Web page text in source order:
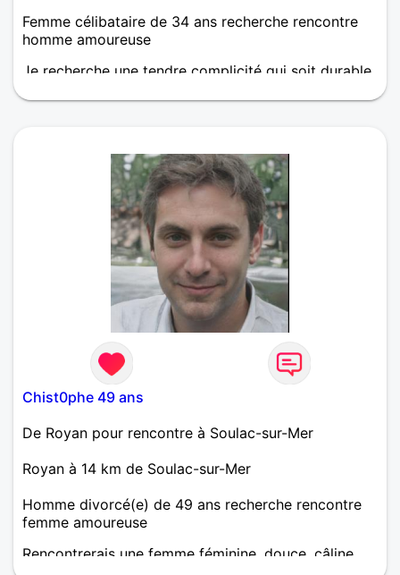
Femme célibataire de 34 ans recherche rencontre
homme amoureuse
Je recherche une tendre complicité qui soit durable.
l'élégance de la silhouette. J'aime apprendre et
Chist0phe 49 ans
De Royan pour rencontre à Soulac-sur-Mer
Royan à 14 km de Soulac-sur-Mer
Homme divorcé(e) de 49 ans recherche rencontre
femme amoureuse
Rencontrerais une femme féminine, douce, câline,